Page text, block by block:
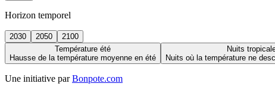
Horizon temporel
2030 2050
2100
Température été
Hausse de la température moyenne en été
Nuits
Nuits où la température ne
Une initiative par Bonpote.com